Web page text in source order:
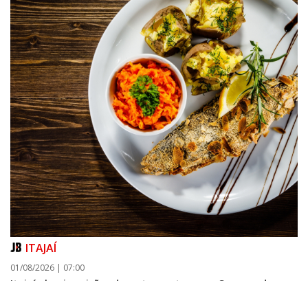
ITAJAÍ
01/08/2026 | 07:00